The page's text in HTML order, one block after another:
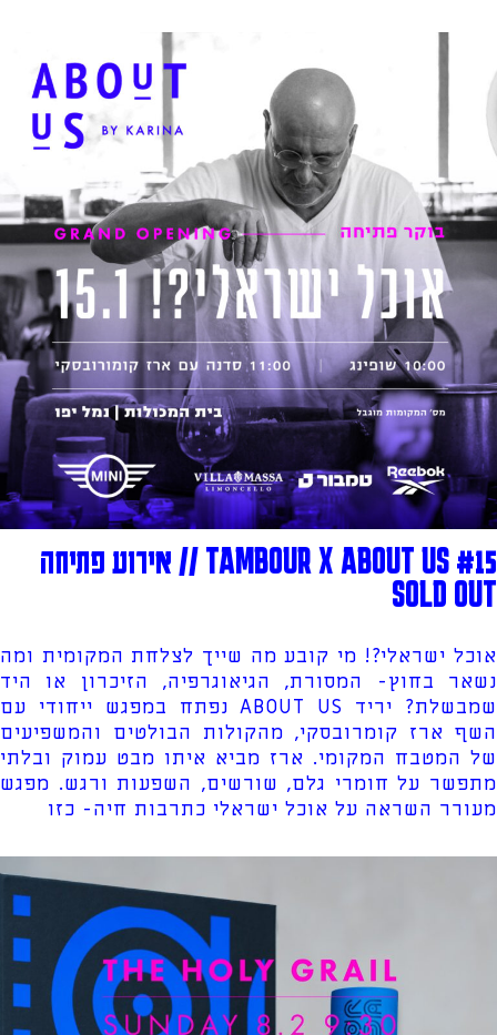
TAMBOUR X ABOUT US #15 // אירוע פתיחה
SOLD OUT
אוכל ישראלי?! מי קובע מה שייך לצלחת המקומית ומה
נשאר בחוץ- המסורת, הגיאוגרפיה, הזיכרון או היד
שמבשלת? יריד ABOUT US נפתח במפגש ייחודי עם
השף ארז קומרובסקי, מהקולות הבולטים והמשפיעים
של המטבח המקומי. ארז מביא איתו מבט עמוק ובלתי
מתפשר על חומרי גלם, שורשים, השפעות ורגש. מפגש
מעורר השראה על אוכל ישראלי כתרבות חיה- כזו